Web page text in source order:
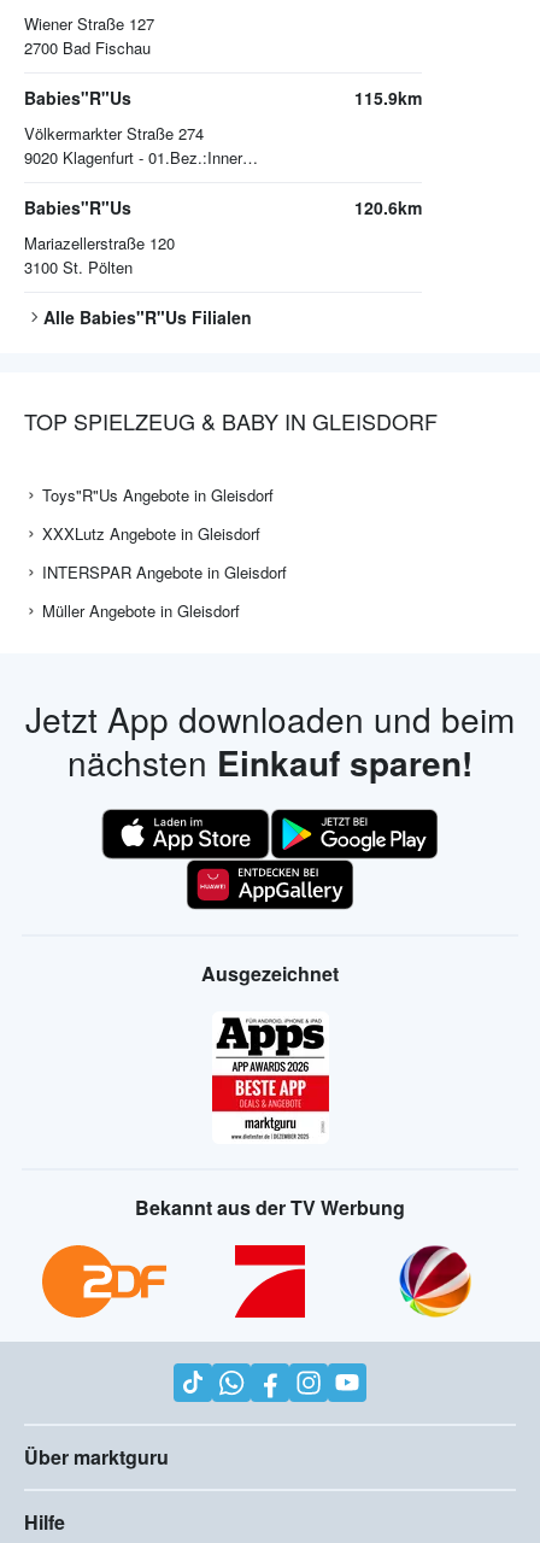
Wiener Straße 127
2700 Bad Fischau
Babies"R"Us
Völkermarkter Straße 274
9020 Klagenfurt - 01.Bez.:Innere Stadt
115.9km
Babies"R"Us
Mariazellerstraße 120
3100 St. Pölten
120.6km
Alle Babies"R"Us Filialen
TOP SPIELZEUG & BABY IN GLEISDORF
Toys"R"Us Angebote in Gleisdorf
XXXLutz Angebote in Gleisdorf
INTERSPAR Angebote in Gleisdorf
Müller Angebote in Gleisdorf
Jetzt App downloaden und beim
nächsten Einkauf sparen!
Ausgezeichnet
Bekannt aus der TV Werbung
Über marktguru
Hilfe